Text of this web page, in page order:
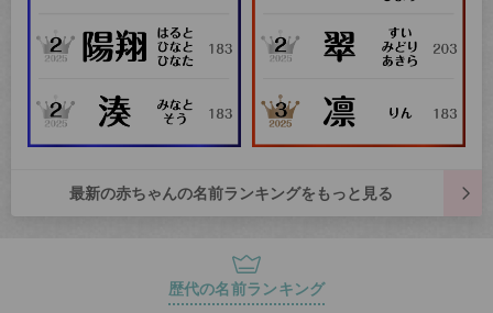
最新の赤ちゃんの名前ランキングをもっと見る
歴代の名前ランキング